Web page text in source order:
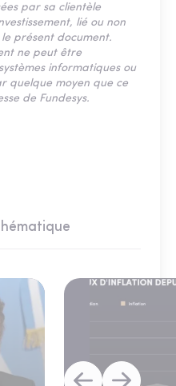
par sa clientèle
lié ou non
présent document.
ne peut être
informatiques ou
quelque moyen que ce
de Fundesys.